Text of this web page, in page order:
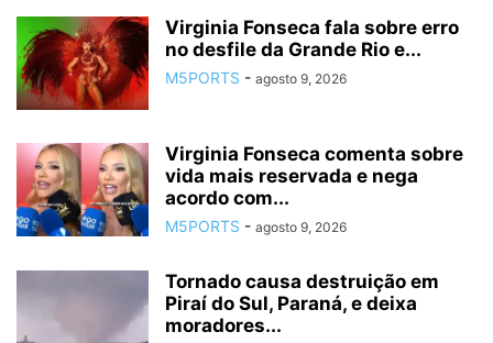
Virginia Fonseca fala sobre erro
no desfile da Grande Rio e...
M5PORTS - agosto 9, 2026
Virginia Fonseca comenta sobre
vida mais reservada e nega
acordo com...
M5PORTS - agosto 9, 2026
Tornado causa destruição em
Piraí do Sul, Paraná, e deixa
moradores...